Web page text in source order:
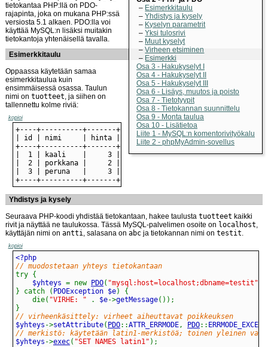
Esimerkkitaulu
Yhdistys ja kysely
Kyselyn parametrit
Yksi tulosrivi
Muut kyselyt
Virheen etsiminen
Esimerkki
Osa 3 - Hakukyselyt I
Osa 4 - Hakukyselyt II
Osa 5 - Hakukyselyt III
Osa 6 - Lisäys, muutos ja poisto
Osa 7 - Tietotyypit
Osa 8 - Tietokannan suunnittelu
Osa 9 - Monta taulua
Osa 10 - Lisätietoa
Liite 1 - MySQL:n komentorivityökalu
Liite 2 - phpMyAdmin-sovellus
tietokantaa PHP:llä on PDO-
rajapinta, joka on mukana PHP:ssä
versiosta 5.1 alkaen. PDO:lla voi
käyttää MySQL:n lisäksi muitakin
tietokantoja yhtenäisellä tavalla.
Esimerkkitaulu
Oppaassa käytetään samaa
esimerkkitaulua kuin
ensimmäisessä osassa. Taulun
nimi on tuotteet, ja siihen on
tallennettu kolme riviä:
kopioi
+----+----------+-------+
Yhdistys ja kysely
Seuraava PHP-koodi yhdistää tietokantaan, hakee taulusta tuotteet kaikki
rivit ja näyttää ne taulukossa. Tässä MySQL-palvelimen osoite on localhost,
käyttäjän nimi on antti, salasana on abc ja tietokannan nimi on testit.
kopioi
// muodostetaan yhteys tietokantaan
try {
    $yhteys
= new PDO( "mysql:host=localhost;dbname=testit"
}
catch ( PDOException $e)
{
die( "VIRHE: " . $e->getMessage( ) ) ;
}
// virheenkäsittely: virheet aiheuttavat poikkeuksen
$yhteys ->setAttribute( PDO::ATTR_ERRMODE, PDO::
// merkistö: käytetään latin1-merkistöä; toinen yleinen
$yhteys ->exec( "SET NAMES latin1" ) ;